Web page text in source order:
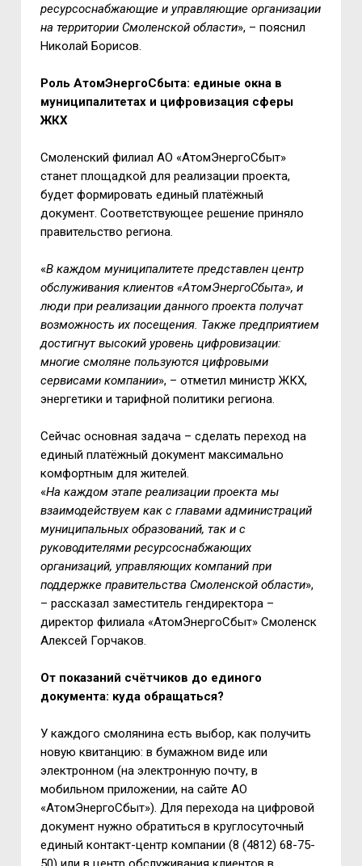
ресурсоснабжающие и управляющие организации
на территории Смоленской области», – пояснил
Николай Борисов.
Роль АтомЭнергоСбыта: единые окна в
муниципалитетах и цифровизация сферы
ЖКХ
Смоленский филиал АО «АтомЭнергоСбыт»
станет площадкой для реализации проекта,
будет формировать единый платёжный
документ. Соответствующее решение приняло
правительство региона.
«В каждом муниципалитете представлен центр
обслуживания клиентов «АтомЭнергоСбыта», и
люди при реализации данного проекта получат
возможность их посещения. Также предприятием
достигнут высокий уровень цифровизации:
многие смоляне пользуются цифровыми
сервисами компании», – отметил министр ЖКХ,
энергетики и тарифной политики региона.
Сейчас основная задача – сделать переход на
единый платёжный документ максимально
комфортным для жителей.
«На каждом этапе реализации проекта мы
взаимодействуем как с главами администраций
муниципальных образований, так и с
руководителями ресурсоснабжающих
организаций, управляющих компаний при
поддержке правительства Смоленской области»,
– рассказал заместитель гендиректора –
директор филиала «АтомЭнергоСбыт» Смоленск
Алексей Горчаков.
От показаний счётчиков до единого
документа: куда обращаться?
У каждого смолянина есть выбор, как получить
новую квитанцию: в бумажном виде или
электронном (на электронную почту, в
мобильном приложении, на сайте АО
«АтомЭнергоСбыт»). Для перехода на цифровой
документ нужно обратиться в круглосуточный
единый контакт-центр компании (8 (4812) 68-75-